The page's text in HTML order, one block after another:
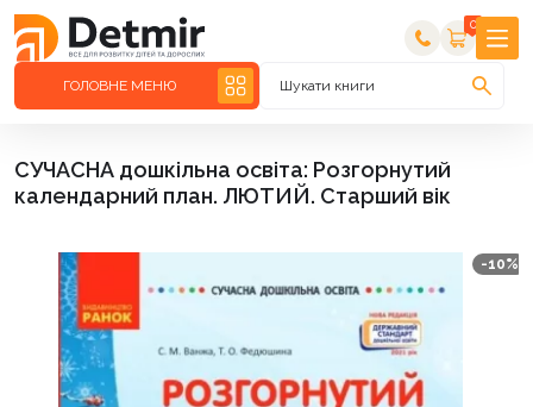
0
ГОЛОВНЕ МЕНЮ Шукати книги
СУЧАСНА дошкільна освіта: Розгорнутий
календарний план. ЛЮТИЙ. Старший вік
-10%